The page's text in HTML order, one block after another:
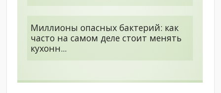
Миллионы опасных бактерий: как
часто на самом деле стоит менять
кухонн...